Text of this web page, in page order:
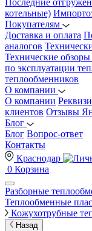
Последние
котельные)
Покупателям
Доставка и оплата
аналогов
Технические
по эксплуатации
теплообменников
О компании
О компании
клиентов Отзывы
Блог
Блог Вопрос-ответ
Контакты
Краснодар
0 Корзина
Разборные
Теплообменные
Кожухотрубные
Назад